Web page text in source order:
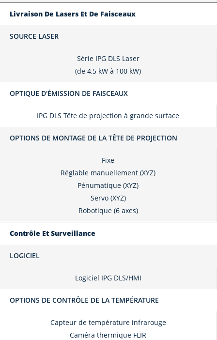
Livraison De Lasers Et De Faisceaux
SOURCE LASER
Série IPG DLS Laser
(de 4,5 kW à 100 kW)
OPTIQUE D'ÉMISSION DE FAISCEAUX
IPG DLS Tête de projection à grande surface
OPTIONS DE MONTAGE DE LA TÊTE DE PROJECTION
Fixe
Réglable manuellement (XYZ)
Pénumatique (XYZ)
Servo (XYZ)
Robotique (6 axes)
Contrôle Et Surveillance
LOGICIEL
Logiciel IPG DLS/HMI
OPTIONS DE CONTRÔLE DE LA TEMPÉRATURE
Capteur de température infrarouge
Caméra thermique FLIR